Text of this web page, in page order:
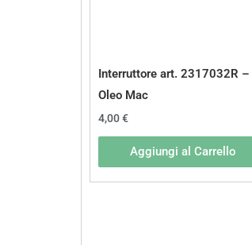
Interruttore art. 2317032R –
Oleo Mac
4,00€
Aggiungi al Carrello